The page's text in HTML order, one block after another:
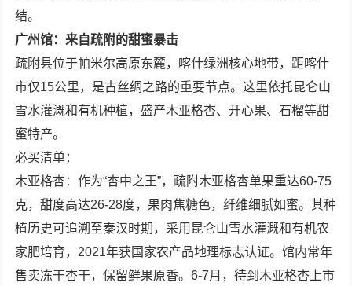
结。
广州馆：来自疏附的甜蜜暴击
疏附县位于帕米尔高原东麓，喀什绿洲核心地带，距喀什
市仅15公里，是古丝绸之路的重要节点。这里依托昆仑山
雪水灌溉和有机种植，盛产木亚格杏、开心果、石榴等甜
蜜特产。
必买清单：
木亚格杏：作为“杏中之王”，疏附木亚格杏单果重达60-75
克，甜度高达26-28度，果肉焦糖色，纤维细腻如蜜。其种
植历史可追溯至秦汉时期，采用昆仑山雪水灌溉和有机农
家肥培育，2021年获国家农产品地理标志认证。馆内常年
售卖冻干杏干，保留鲜果原香。6-7月，待到木亚格杏上市